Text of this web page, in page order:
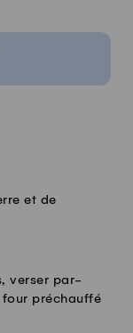
et de
verser par-
préchauffé